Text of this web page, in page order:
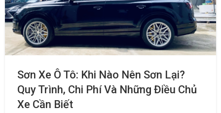
Sơn Xe Ô Tô: Khi Nào Nên Sơn Lại?
Quy Trình, Chi Phí Và Những Điều Chủ
Xe Cần Biết